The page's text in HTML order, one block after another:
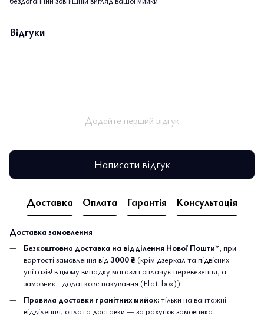
Відгуки
Додайте перший відгук
Написати відгук
Доставка Оплата Гарантія Консультація
Доставка замовлення
Безкоштовна доставка на відділення Нової Пошти*; при
вартості замовлення від 3000 ₴ (крім дзеркал та підвісних
унітазів! в цьому випадку магазин оплачує перевезення, а
замовник - додаткове пакування (Flat-box))
Правила доставки гранітних мийок:тільки на вантажні
відділення, оплата доставки — за рахунок замовника.